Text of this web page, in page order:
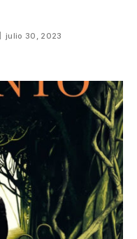
julio 30, 2023